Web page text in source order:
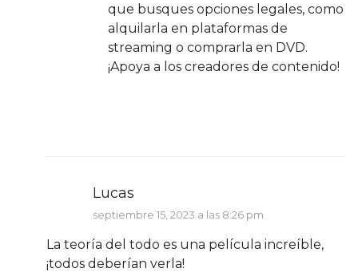
que busques opciones legales, como
alquilarla en plataformas de
streaming o comprarla en DVD.
¡Apoya a los creadores de contenido!
Lucas
septiembre 15, 2023 a las 8:26 pm
La teoría del todo es una película increíble,
¡todos deberían verla!